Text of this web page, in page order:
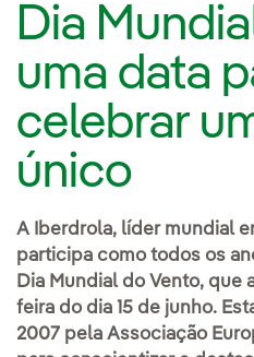
Dia
uma data
celebrar
único
A Iberdrola, líder mundial
participa como todos os
Dia Mundial do Vento, que
feira do dia 15 de junho.
2007 pela Associação